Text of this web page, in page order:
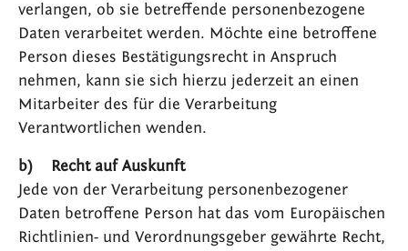
verlangen, ob sie betreffende personenbezogene
Daten verarbeitet werden. Möchte eine betroffene
Person dieses Bestätigungsrecht in Anspruch
nehmen, kann sie sich hierzu jederzeit an einen
Mitarbeiter des für die Verarbeitung
Verantwortlichen wenden.
b) Recht auf Auskunft
Jede von der Verarbeitung personenbezogener
Daten betroffene Person hat das vom Europäischen
Richtlinien- und Verordnungsgeber gewährte Recht,